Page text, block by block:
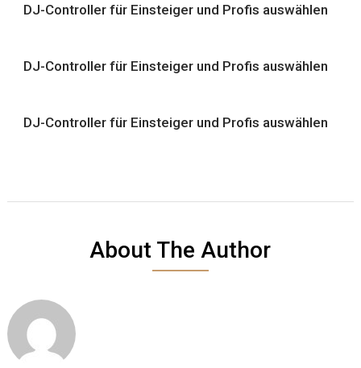
DJ-Controller für Einsteiger und Profis auswählen
DJ-Controller für Einsteiger und Profis auswählen
DJ-Controller für Einsteiger und Profis auswählen
About The Author